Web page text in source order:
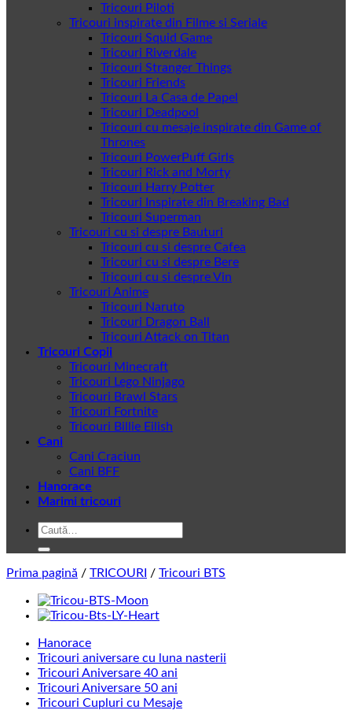
Tricouri Piloti
Tricouri inspirate din Filme si Seriale
Tricouri Squid Game
Tricouri Riverdale
Tricouri Stranger Things
Tricouri Friends
Tricouri La Casa de Papel
Tricouri Deadpool
Tricouri cu mesaje inspirate din Game of
Thrones
Tricouri PowerPuff Girls
Tricouri Rick and Morty
Tricouri Harry Potter
Tricouri Inspirate din Breaking Bad
Tricouri Superman
Tricouri cu si despre Bauturi
Tricouri cu si despre Cafea
Tricouri cu si despre Bere
Tricouri cu si despre Vin
Tricouri Anime
Tricouri Naruto
Tricouri Dragon Ball
Tricouri Attack on Titan
Tricouri Copii
Tricouri Minecraft
Tricouri Lego Ninjago
Tricouri Brawl Stars
Tricouri Fortnite
Tricouri Billie Eilish
Cani
Cani Craciun
Cani BFF
Hanorace
Marimi tricouri
Caută
Prima pagină / TRICOURI / Tricouri BTS
Hanorace
Tricouri aniversare cu luna nasterii
Tricouri Aniversare 40 ani
Tricouri Aniversare 50 ani
Tricouri Cupluri cu Mesaje